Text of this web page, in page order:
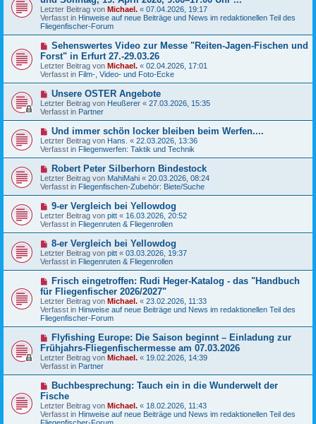
r
a
g
u
e
r
B
e
t
r
a
Letzter Beitrag von Michael. « 07.04.2026, 19:17
Verfasst in Hinweise auf neue Beiträge und News im redaktionellen Teil des
Fliegenfischer-Forum
N
u
e
r
B
e
i
t
r
a
g
Sehenswertes Video zur Messe "Reiten-Jagen-Fischen und
Forst" in Erfurt 27.-29.03.26
Letzter Beitrag von Michael. « 02.04.2026, 17:01
Verfasst in Film-, Video- und Foto-Ecke
N
e
u
e
B
e
i
t
a
g
Unsere OSTER Angebote
Letzter Beitrag von Heußerer « 27.03.2026, 15:35
Verfasst in Partner
N
e
u
e
B
e
i
t
a
g
Und immer schön locker bleiben beim Werfen....
Letzter Beitrag von Hans. « 22.03.2026, 13:36
Verfasst in Fliegenwerfen: Taktik und Technik
N
e
u
e
B
e
i
t
a
g
Robert Peter Silberhorn Bindestock
Letzter Beitrag von MahiMahi « 20.03.2026, 08:24
Verfasst in Fliegenfischen-Zubehör: Biete/Suche
N
e
u
e
B
e
i
t
a
g
9-er Vergleich bei Yellowdog
Letzter Beitrag von pitt « 16.03.2026, 20:52
Verfasst in Fliegenruten & Fliegenrollen
N
e
u
e
B
e
i
t
r
a
g
8-er Vergleich bei Yellowdog
Letzter Beitrag von pitt « 03.03.2026, 19:37
Verfasst in Fliegenruten & Fliegenrollen
N
u
e
r
B
e
t
r
a
Frisch eingetroffen: Rudi Heger-Katalog - das "Handbuch
für Fliegenfischer 2026/2027"
Letzter Beitrag von Michael. « 23.02.2026, 11:33
Verfasst in Hinweise auf neue Beiträge und News im redaktionellen Teil des
Fliegenfischer-Forum
N
e
u
e
r
B
i
t
r
a
Flyfishing Europe: Die Saison beginnt – Einladung zur
Frühjahrs-Fliegenfischermesse am 07.03.2026
Letzter Beitrag von Michael. « 19.02.2026, 14:39
Verfasst in Partner
N
u
e
r
Buchbesprechung: Tauch ein in die Wunderwelt der
Fische
Letzter Beitrag von Michael. « 18.02.2026, 11:43
Verfasst in Hinweise auf neue Beiträge und News im redaktionellen Teil des